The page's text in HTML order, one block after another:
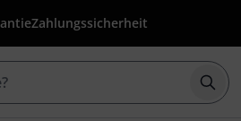
Zahlungssicherheit